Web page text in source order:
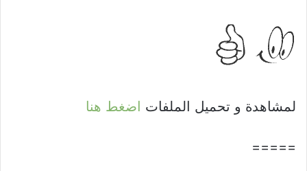
لمشاهدة و تحميل الملفات اضغط هنا
=====